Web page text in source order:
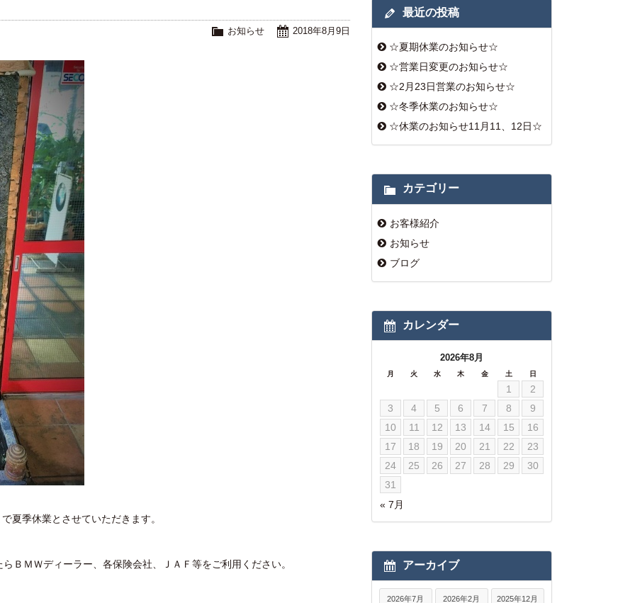
2018年8月9日
お知らせ
夏季休業とさせていただきます。
ＢＭＷディーラー、各保険会社、ＪＡＦ等をご利用ください。
最近の投稿
☆夏期休業のお知らせ☆
☆営業日変更のお知らせ☆
☆2月23日営業のお知らせ☆
☆冬季休業のお知らせ☆
☆休業のお知らせ11月11、12日☆
カテゴリー
お客様紹介
お知らせ
ブログ
カレンダー
2026年8月
月 火 水 木 金 土 日
« 7月
1
2
3
4 5 6 7 8
9
10
11 12 13 14 15
16
17
18 19 20 21 22
23
24
25 26 27 28 29
30
31
アーカイブ
2026年7月 2026年2月 2025年12月